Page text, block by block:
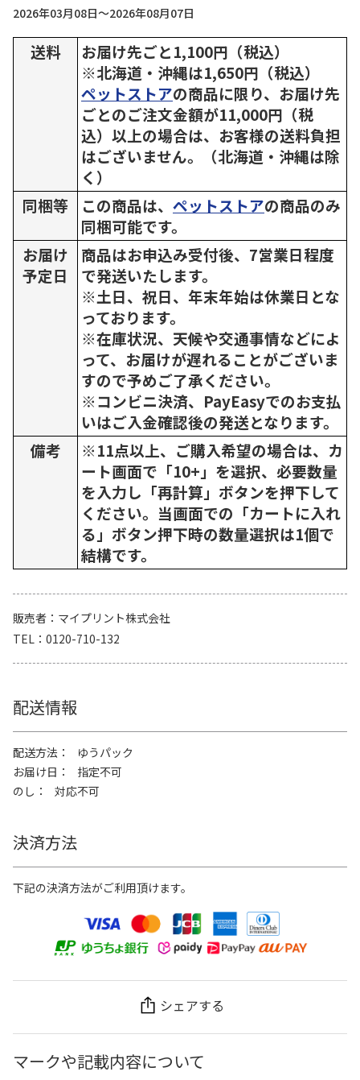
2026年03月08日～2026年08月07日
送料
お届け先ごと1,100円（税込）
※北海道・沖縄は1,650円（税込）
ペットストアの商品に限り、お届け先
ごとのご注文金額が11,000円（税
込）以上の場合は、お客様の送料負担
はございません。（北海道・沖縄は除
く）
同梱等
この商品は、 ペットストアの商品のみ
同梱可能です。
お届け
予定日
商品はお申込み受付後、7営業日程度
で発送いたします。
※土日、祝日、年末年始は休業日とな
っております。
※在庫状況、天候や交通事情などによ
って、お届けが遅れることがございま
すので予めご了承ください。
※コンビニ決済、PayEasyでのお支払
いはご入金確認後の発送となります。
備考
※11点以上、ご購入希望の場合は、カ
ート画面で「10+」を選択、必要数量
を入力し「再計算」ボタンを押下して
ください。当画面での「カートに入れ
る」ボタン押下時の数量選択は1個で
結構です。
販売者
マイプリント株式会社
TEL
0120-710-132
配送情報
配送方法
ゆうパック
お届け日
指定不可
のし
対応不可
決済方法
下記の決済方法がご利用頂けます。
シェアする
マークや記載内容について